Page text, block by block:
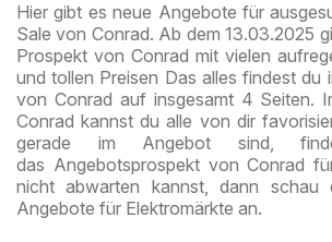
Hier gibt es neue Angebote für
Sale von Conrad. Ab dem 13.03.2025
Prospekt von Conrad mit vielen
und tollen Preisen Das alles findest du
von Conrad auf insgesamt 4 Seiten.
Conrad kannst du alle von dir
gerade im Angebot sind,
das Angebotsprospekt von Conrad
nicht abwarten kannst, dann
Angebote für Elektromärkte an.